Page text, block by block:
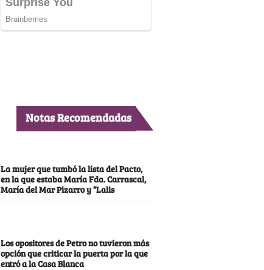
Notas Recomendadas
La mujer que tumbó la lista del Pacto,
en la que estaba María Fda. Carrascal,
María del Mar Pizarro y “Lalis
Los opositores de Petro no tuvieron más
opción que criticar la puerta por la que
entró a la Casa Blanca